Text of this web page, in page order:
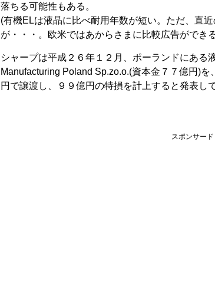
落ちる可能性もある。
(有機ELは液晶に比べ耐用年数が短い。ただ、直
が・・・。欧米ではあからさまに比較広告ができ
シャープは平成２６年１２月、ポーランドにあ
Manufacturing Poland Sp.zo.o.(資本金７７億円)
円で譲渡し、９９億円の特損を計上すると発表し
スポンサー